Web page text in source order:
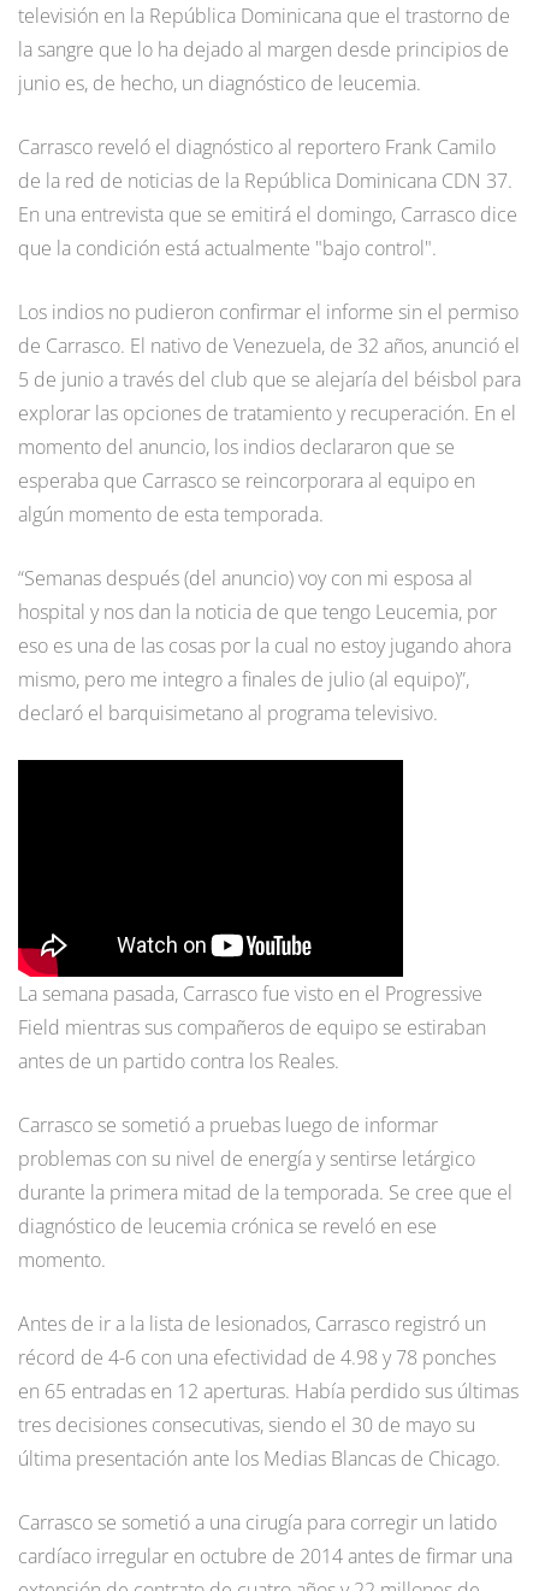
televisión en la República Dominicana que el trastorno de
la sangre que lo ha dejado al margen desde principios de
junio es, de hecho, un diagnóstico de leucemia.
Carrasco reveló el diagnóstico al reportero Frank Camilo
de la red de noticias de la República Dominicana CDN 37.
En una entrevista que se emitirá el domingo, Carrasco dice
que la condición está actualmente "bajo control".
Los indios no pudieron confirmar el informe sin el permiso
de Carrasco. El nativo de Venezuela, de 32 años, anunció el
5 de junio a través del club que se alejaría del béisbol para
explorar las opciones de tratamiento y recuperación. En el
momento del anuncio, los indios declararon que se
esperaba que Carrasco se reincorporara al equipo en
algún momento de esta temporada.
“Semanas después (del anuncio) voy con mi esposa al
hospital y nos dan la noticia de que tengo Leucemia, por
eso es una de las cosas por la cual no estoy jugando ahora
mismo, pero me integro a finales de julio (al equipo)”,
declaró el barquisimetano al programa televisivo.
La semana pasada, Carrasco fue visto en el Progressive
Field mientras sus compañeros de equipo se estiraban
antes de un partido contra los Reales.
Carrasco se sometió a pruebas luego de informar
problemas con su nivel de energía y sentirse letárgico
durante la primera mitad de la temporada. Se cree que el
diagnóstico de leucemia crónica se reveló en ese
momento.
Antes de ir a la lista de lesionados, Carrasco registró un
récord de 4-6 con una efectividad de 4.98 y 78 ponches
en 65 entradas en 12 aperturas. Había perdido sus últimas
tres decisiones consecutivas, siendo el 30 de mayo su
última presentación ante los Medias Blancas de Chicago.
Carrasco se sometió a una cirugía para corregir un latido
cardíaco irregular en octubre de 2014 antes de firmar una